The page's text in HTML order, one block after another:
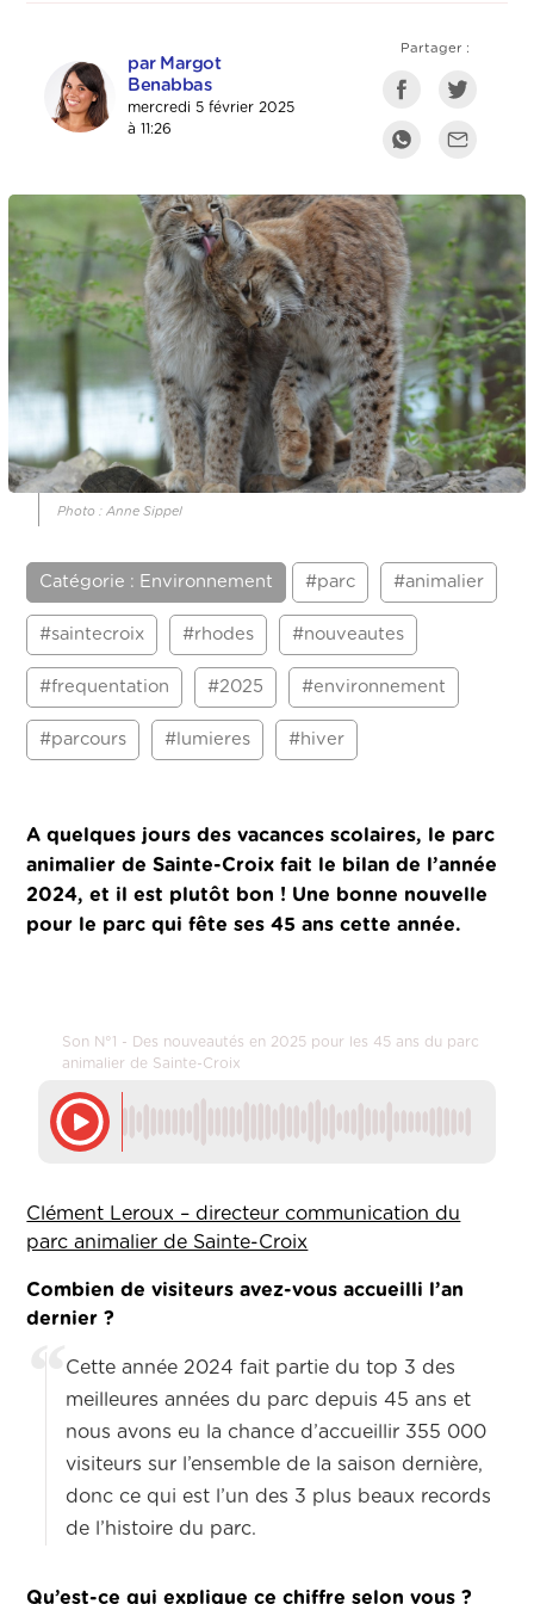
par Margot
Benabbas
mercredi 5 février 2025
à 11:26
Partager :
Photo : Anne Sippel
Catégorie : Environnement #parc #animalier
#saintecroix #rhodes #nouveautes
#frequentation #2025 #environnement
#parcours #lumieres #hiver
A quelques jours des vacances scolaires, le parc
animalier de Sainte-Croix fait le bilan de l’année
2024, et il est plutôt bon ! Une bonne nouvelle
pour le parc qui fête ses 45 ans cette année.
Son N°1 - Des nouveautés en 2025 pour les 45 ans du parc
animalier de Sainte-Croix
Clément Leroux – directeur communication du
parc animalier de Sainte-Croix
Combien de visiteurs avez-vous accueilli l’an
dernier ?
Cette année 2024 fait partie du top 3 des
meilleures années du parc depuis 45 ans et
nous avons eu la chance d’accueillir 355 000
visiteurs sur l’ensemble de la saison dernière,
donc ce qui est l’un des 3 plus beaux records
de l’histoire du parc.
Qu’est-ce qui explique ce chiffre selon vous ?